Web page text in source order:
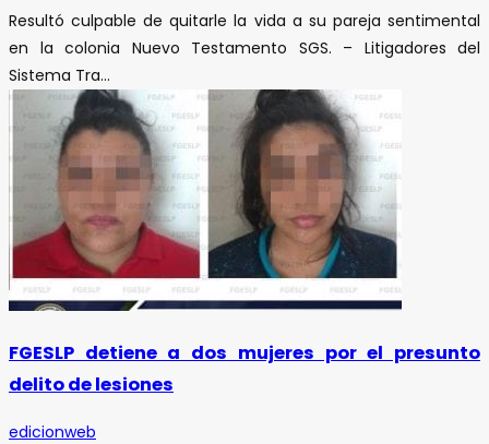
Resultó culpable de quitarle la vida a su pareja sentimental
en la colonia Nuevo Testamento SGS. – Litigadores del
Sistema Tra...
FGESLP detiene a dos mujeres por el presunto
delito de lesiones
edicionweb